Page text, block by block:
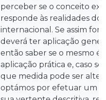
perceber se o conceito
responde às realidades do
internacional. Se assim for,
deverá ter aplicação
então saber se o mesmo é
aplicação prática e, caso
que medida pode ser
optámos por efetuar um